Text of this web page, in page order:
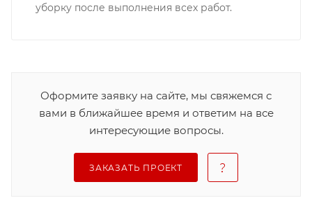
уборку после выполнения всех работ.
Оформите заявку на сайте, мы свяжемся с
вами в ближайшее время и ответим на все
интересующие вопросы.
ЗАКАЗАТЬ ПРОЕКТ